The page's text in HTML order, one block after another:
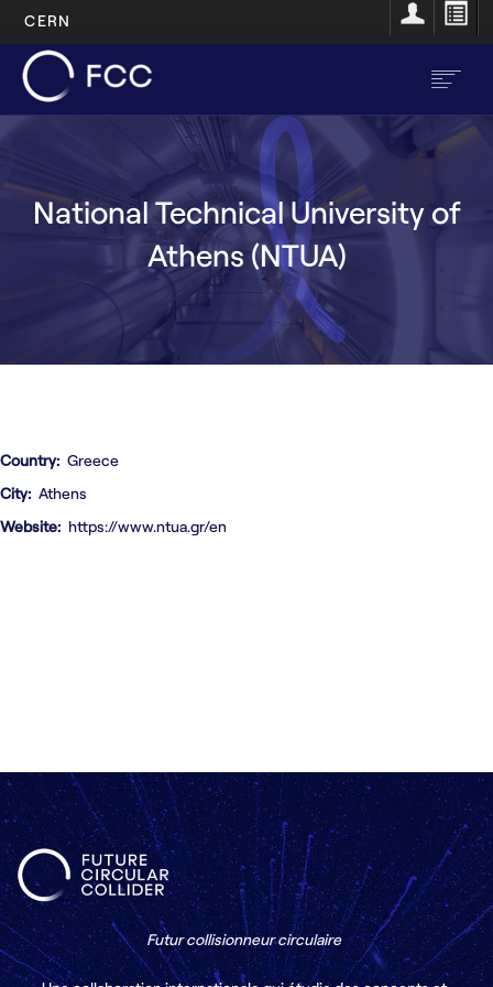
Aller
contenu
principal
CERN
FR
navigation
Accueil
À propos
Structure
Nous contacter
National Technical University of
Athens (NTUA)
Country Greece
City Athens
Website
https://www.ntua.gr/en
Futur collisionneur circulaire